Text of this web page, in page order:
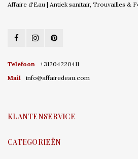
Affaire d'Eau | Antiek sanitair, Trouvailles &
Telefoon
+31204220411
Mail
info@affairedeau.com
KLANTENSERVICE
CATEGORIEËN